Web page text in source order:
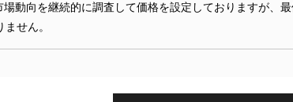
動向を継続的に調査して価格を設定しておりますが、
せん。